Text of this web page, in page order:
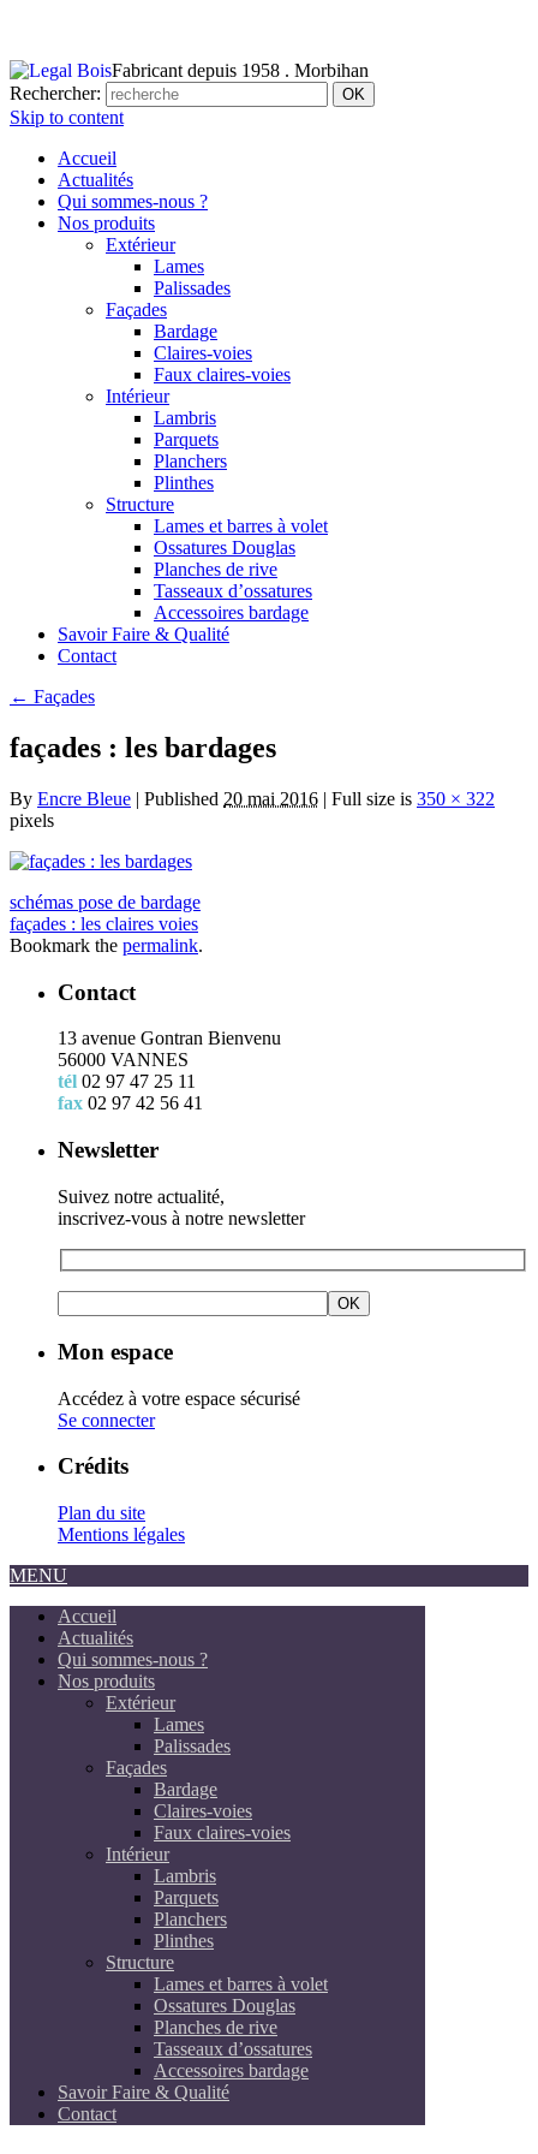
Fabricant depuis 1958 . Morbihan
Rechercher:
Skip to content
Accueil
Actualités
Qui sommes-nous ?
Nos produits
Extérieur
Lames
Palissades
Façades
Bardage
Claires-voies
Faux claires-voies
Intérieur
Lambris
Parquets
Planchers
Plinthes
Structure
Lames et barres à volet
Ossatures Douglas
Planches de rive
Tasseaux d’ossatures
Accessoires bardage
Savoir Faire & Qualité
Contact
← Façades
façades : les bardages
By Encre Bleue | Published 20 mai 2016 | Full size is 350 × 322
pixels
schémas pose de bardage
façades : les claires voies
Bookmark the permalink.
Contact
13 avenue Gontran Bienvenu
56000 VANNES
tél 02 97 47 25 11
fax 02 97 42 56 41
Newsletter
Suivez notre actualité,
inscrivez-vous à notre newsletter
Mon espace
Accédez à votre espace sécurisé
Se connecter
Crédits
Plan du site
Mentions légales
MENU
Accueil
Actualités
Qui sommes-nous ?
Nos produits
Extérieur
Lames
Palissades
Façades
Bardage
Claires-voies
Faux claires-voies
Intérieur
Lambris
Parquets
Planchers
Plinthes
Structure
Lames et barres à volet
Ossatures Douglas
Planches de rive
Tasseaux d’ossatures
Accessoires bardage
Savoir Faire & Qualité
Contact